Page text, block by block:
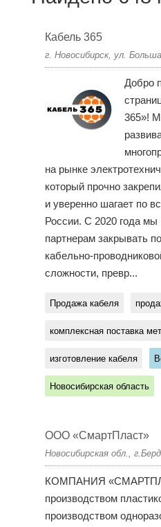
Кабель 365
г. Новосибирск, ул.
Добро
365»!
на рынке
который прочно
и уверенно шагает по
России. С 2020 года
партнерам закрывать
кабельно-
сложности, превр...
Продажа кабеля
комплексная поставка
изготовление кабеля
Новосибирская область
ООО «СмартПласт»
Новосибирская обл.,
КОМПАНИЯ
производством
производством